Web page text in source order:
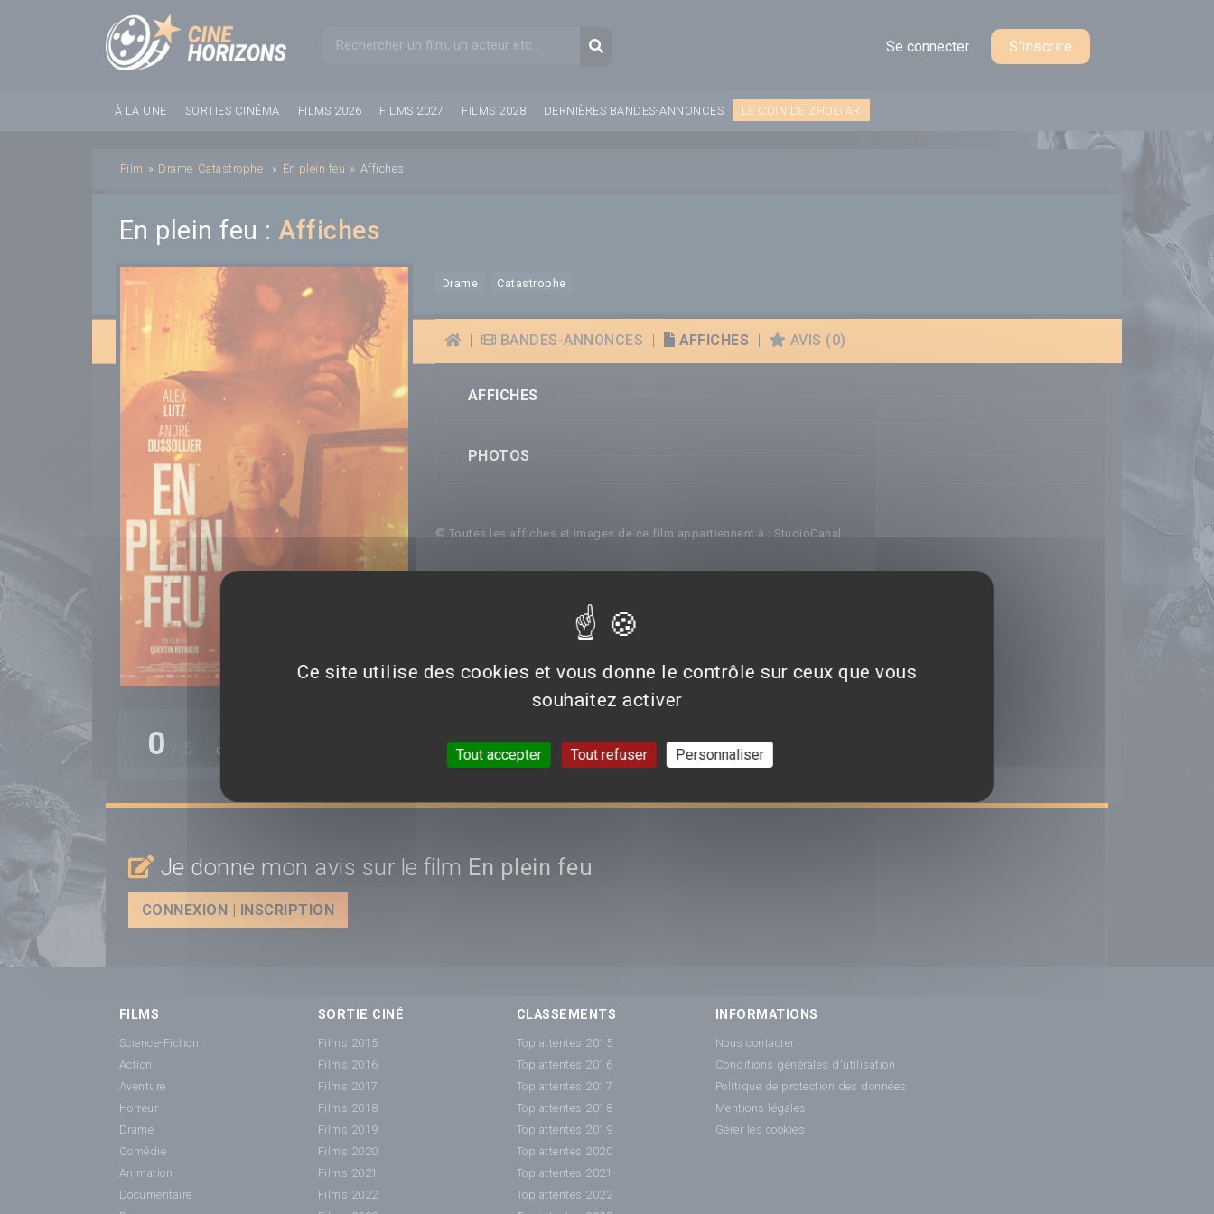
Formulaire de rechercheRecherche
Se connecter S'inscrire
À LA UNE SORTIES CINÉMA FILMS 2026 FILMS 2027 FILMS 2028 DERNIÈRES BANDES-ANNONCES LE COIN DE ZHOLTAR
Film » Drame Catastrophe » En plein feu » Affiches
En plein feu :Affiches
0 0%
Drame Catastrophe
BANDES-ANNONCES AFFICHES AVIS (0)
AFFICHES
PHOTOS
© Toutes les affiches et images de ce film appartiennent à : StudioCanal
Je donne mon avis sur le film En plein feu
CONNEXION | INSCRIPTION
FILMS
Science-Fiction
Action
Aventure
Horreur
Drame
Comédie
Animation
Documentaire
SORTIE CINÉ
Films 2015
Films 2016
Films 2017
Films 2018
Films 2019
Films 2020
Films 2021
Films 2022
CLASSEMENTS
Top attentes 2015
Top attentes 2016
Top attentes 2017
Top attentes 2018
Top attentes 2019
Top attentes 2020
Top attentes 2021
Top attentes 2022
INFORMATIONS
Nous contacter
Conditions générales d'utilisation
Politique de protection des données
Mentions légales
Gérer les cookies
Panneau de gestion des cookies
Ce site utilise des cookies et vous donne le contrôle sur ceux que vous
souhaitez activer
Tout accepter Tout refuser Personnaliser